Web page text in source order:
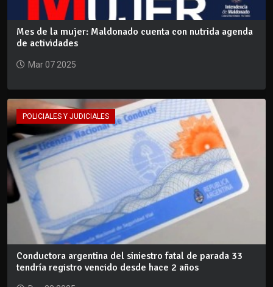
Mes de la mujer: Maldonado cuenta con nutrida agenda
de actividades
Mar 07 2025
POLICIALES Y JUDICIALES
Conductora argentina del siniestro fatal de parada 33
tendría registro vencido desde hace 2 años